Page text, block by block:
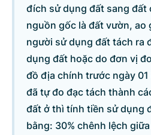
Tổng Giám đốc: Nguyễn Hồng Sâm
Trụ sở: 16 Lê Hồng Phong - Ba
Điện thoại: Văn phòng: 080
Email:
Cổng TTĐT Chính phủ
Văn phòng Chính phủ
đích sử dụng đất sang đất
nguồn gốc là đất vườn, ao
người sử dụng đất tách ra
dụng đất hoặc do đơn vị
đồ địa chính trước ngày
đã tự đo đạc tách thành
đất ở thì tính tiền sử dụng
bằng: 30% chênh lệch